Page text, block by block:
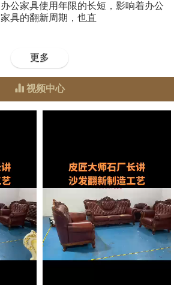
办公家具使用年限的长短，影响着办公
家具的翻新周期，也直
更多
视频中心